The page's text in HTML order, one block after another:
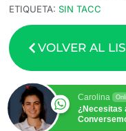
ETIQUETA: SIN TACC
VOLVER AL
Carolina
¿Necesitas